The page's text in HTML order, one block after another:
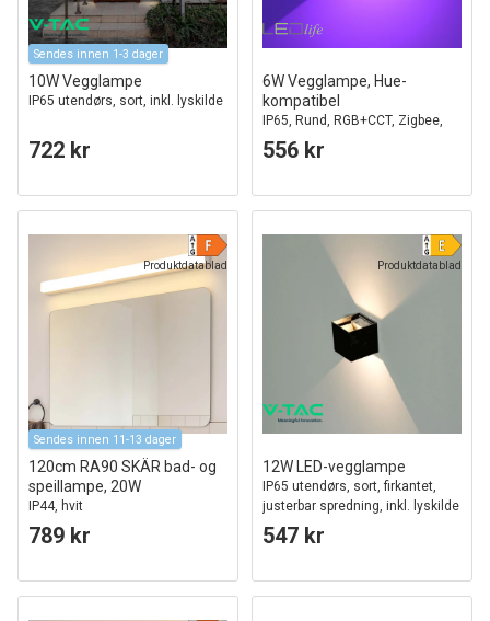
Sendes innen 1-3 dager
10W Vegglampe
IP65 utendørs, sort, inkl. lyskilde
722 kr
6W Vegglampe, Hue-
kompatibel
IP65, Rund, RGB+CCT, Zigbee,
sort, opp/ned, justerbar,
inne/ute, inkl. lyskilde
556 kr
Produktdatablad
Sendes innen 11-13 dager
120cm RA90 SKÄR bad- og
speillampe, 20W
IP44, hvit
789 kr
Produktdatablad
12W LED-vegglampe
IP65 utendørs, sort, firkantet,
justerbar spredning, inkl. lyskilde
547 kr